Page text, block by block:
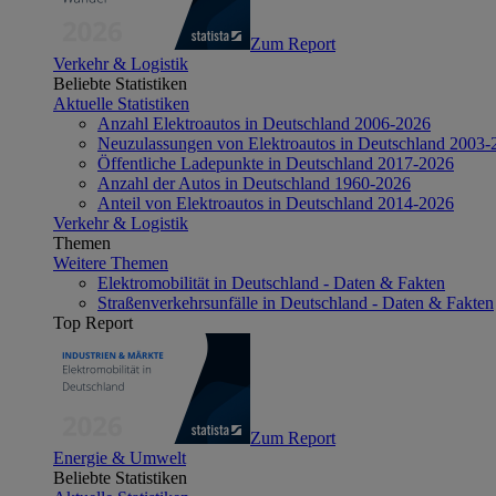
Zum Report
Verkehr & Logistik
Beliebte Statistiken
Aktuelle Statistiken
Anzahl Elektroautos in Deutschland 2006-2026
Neuzulassungen von Elektroautos in Deutschland 2003-
Öffentliche Ladepunkte in Deutschland 2017-2026
Anzahl der Autos in Deutschland 1960-2026
Anteil von Elektroautos in Deutschland 2014-2026
Verkehr & Logistik
Themen
Weitere Themen
Elektromobilität in Deutschland - Daten & Fakten
Straßenverkehrsunfälle in Deutschland - Daten & Fakten
Top Report
Zum Report
Energie & Umwelt
Beliebte Statistiken